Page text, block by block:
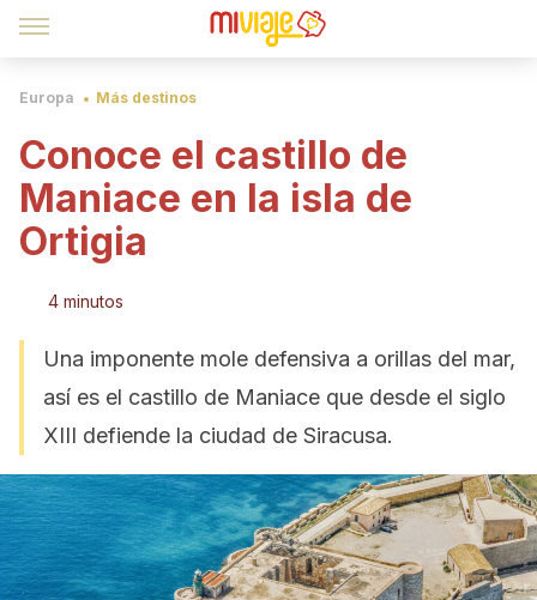
Europa Más destinos
Conoce el castillo de
Maniace en la isla de
Ortigia
4 minutos
Una imponente mole defensiva a orillas del mar,
así es el castillo de Maniace que desde el siglo
XIII defiende la ciudad de Siracusa.